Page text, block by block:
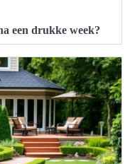
een drukke week?